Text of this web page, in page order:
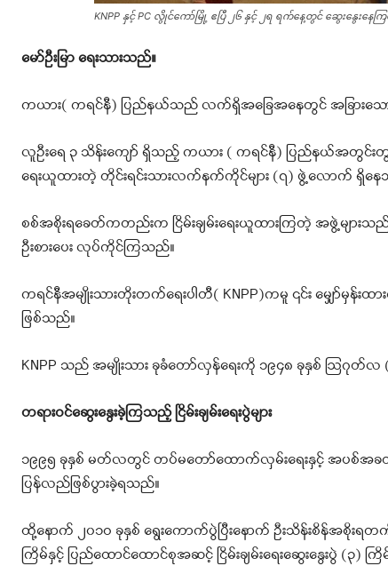
KNPP နှင့် PC လွိုင်ကော်မြို့ ဧပြီ ၂၆ နှင့် ၂ရ ရက်နေ့တွင် ဆွေးနွေးနေက
မော်ဦးမြာ ရေးသားသည်။
ကယား( ကရင်နီ) ပြည်နယ်သည် လက်ရှိအခြေအနေတွင် အခြားသေ
လူဦးရေ ၃ သိန်းကျော် ရှိသည့် ကယား ( ကရင်နီ) ပြည်နယ်အတွင်းတွ
ရေးယူထားတဲ့ တိုင်းရင်းသားလက်နက်ကိုင်များ (၇) ဖွဲ့လောက် ရှိန
စစ်အစိုးရခေတ်ကတည်းက ငြိမ်းချမ်းရေးယူထားကြတဲ့ အဖွဲ့များသည် နို
ဦးစားပေး လုပ်ကိုင်ကြသည်။
ကရင်နီအမျိုးသားတိုးတက်ရေးပါတီ( KNPP)ကမူ ၎င်း မျှော်မှန်းထာ
ဖြစ်သည်။
KNPP သည် အမျိုးသား ခုခံတော်လှန်ရေးကို ၁၉၄၈ ခုနှစ် ဩ
တရားဝင်ဆွေးနွေးခဲ့ကြသည့် ငြိမ်းချမ်းရေးပွဲများ
၁၉၉၅ ခုနှစ် မတ်လတွင် တပ်မတော်ထောက်လှမ်းရေးနှင့် အပစ်အခ
ပြန်လည်ဖြစ်ပွားခဲ့ရသည်။
ထို့နောက် ၂၀၁ဝ ခုနှစ် ရွေးကောက်ပွဲပြီးနောက် ဦးသိန်းစိန်အစိုးရတ
ကြိမ်နှင့် ပြည်ထောင်ထောင်စုအဆင့် ငြိမ်းချမ်းရေးဆွေးနွေးပွဲ (၃)